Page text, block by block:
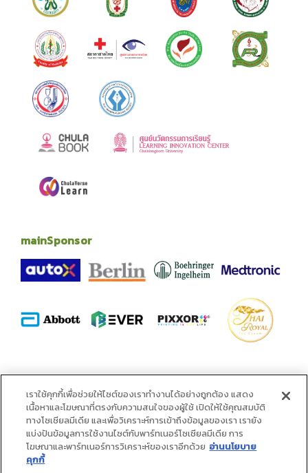
mainSponsor
alliance
เราใช้คุกกี้เพื่อช่วยให้ไซต์ของเราทำงานได้อย่างถูกต้อง แสดง
เนื้อหาและโฆษณาที่ตรงกับความสนใจของผู้ใช้ เปิดให้ใช้คุณสมบัติ
ทางโซเชียลมีเดีย และเพื่อวิเคราะห์การเข้าถึงข้อมูลของเรา เรายัง
แบ่งปันข้อมูลการใช้งานไซต์กับพาร์ทเนอร์โซเชียลมีเดีย การ
โฆษณาและพาร์ทเนอร์การวิเคราะห์ของเราอีกด้วย อ่านนโยบาย
คุกกี้